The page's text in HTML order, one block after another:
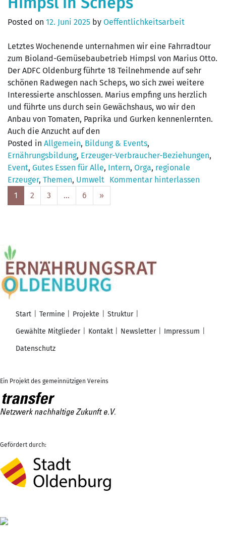
Posted on 12. Juni 2025 by Oeffentlichkeitsarbeit
Letztes Wochenende unternahmen wir eine Fahrradtour
zum Bioland-Gemüsebaubetrieb Himpsl von Marius Otto.
Der ADFC Oldenburg führte 18 Teilnehmende auf sehr
schönen Radwegen nach Scheps, wo sich zwei weitere
Interessierte anschlossen. Marius empfing uns herzlich
und führte uns durch sein Gewächshaus, wo wir den
Anbau von Tomaten, Paprika und Gurken kennenlernten.
Auch die Anzucht auf den
Posted in Allgemein, Bildung & Events,
Ernährungsbildung, Erzeuger-Verbraucher-Beziehungen,
Event, Gutes Essen für Alle, Intern, Orga, regionale
Erzeuger, Themen, Umwelt Kommentar hinterlassen
navigation
1 2 3 … 6 »
Start Termine Projekte
Struktur
Gewählte Mitglieder
Kontakt Newsletter
Impressum
Datenschutz
Ein Projekt des gemeinnützigen Vereins
Gefördert durch: